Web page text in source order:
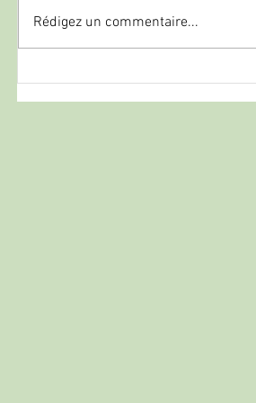
Rédigez un commentaire...